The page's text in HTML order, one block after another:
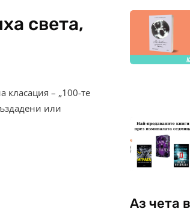
света,
класация – „100-те
или
Аз чета